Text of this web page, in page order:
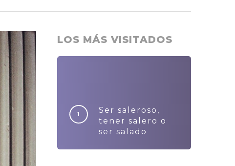
LOS MÁS VISITADOS
Ser saleroso,
tener salero o
ser salado